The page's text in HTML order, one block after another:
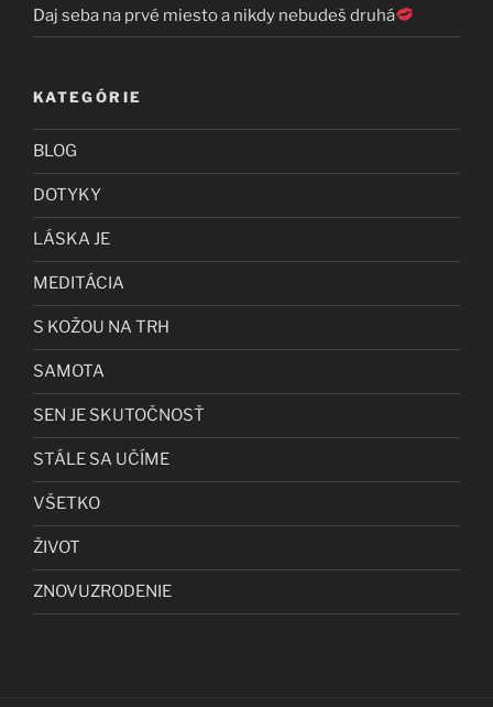
Daj seba na prvé miesto a nikdy nebudeš druhá
KATEGÓRIE
BLOG
DOTYKY
LÁSKA JE
MEDITÁCIA
S KOŽOU NA TRH
SAMOTA
SEN JE SKUTOČNOSŤ
STÁLE SA UČÍME
VŠETKO
ŽIVOT
ZNOVUZRODENIE